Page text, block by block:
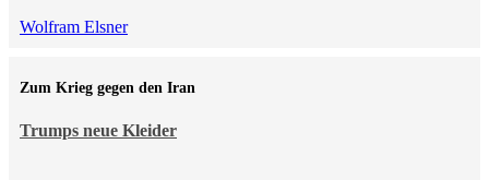
Wolfram Elsner
Trumps neue Kleider
Zum Krieg gegen den Iran